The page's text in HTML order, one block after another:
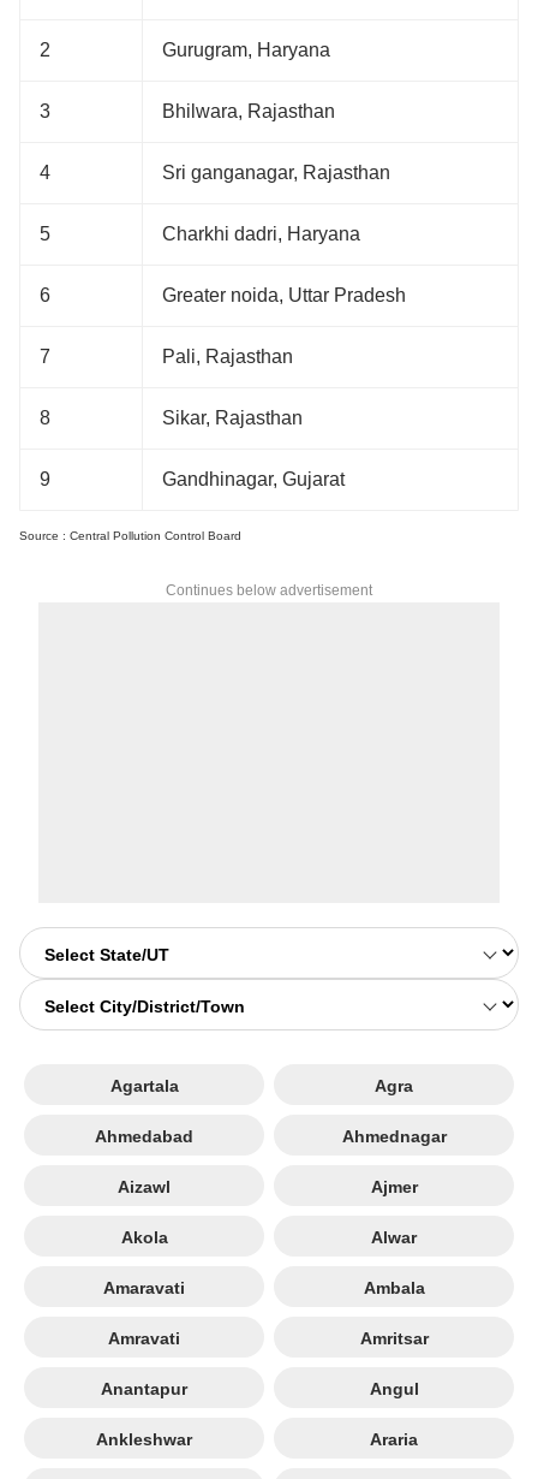
2 Gurugram, Haryana
3 Bhilwara, Rajasthan
4 Sri ganganagar, Rajasthan
5 Charkhi dadri, Haryana
6 Greater noida, Uttar Pradesh
7 Pali, Rajasthan
8 Sikar, Rajasthan
9 Gandhinagar, Gujarat
Source : Central Pollution Control Board
Continues below advertisement
Agartala Agra
Ahmedabad Ahmednagar
Aizawl Ajmer
Akola Alwar
Amaravati Ambala
Amravati Amritsar
Anantapur Angul
Ankleshwar Araria